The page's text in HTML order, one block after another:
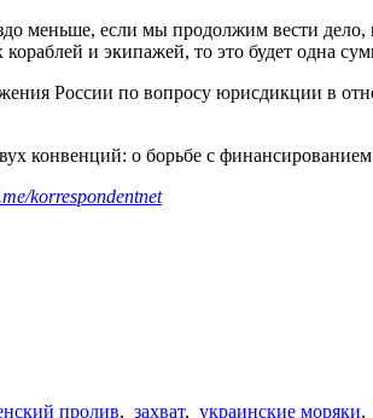
меньше, если мы продолжим вести дело,
и экипажей, то это будет одна
России по вопросу юрисдикции в
конвенций: о борьбе с
korrespondentnet
пролив, захват, украинские моряки,